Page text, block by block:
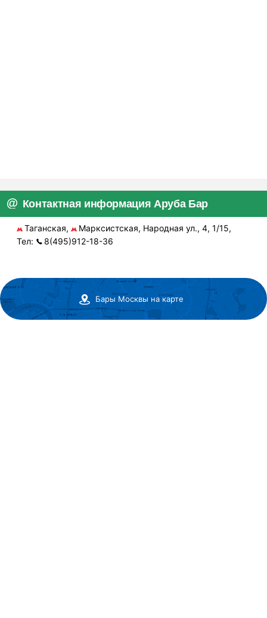
Контактная информация Аруба Бар
Таганская,
Марксистская, Народная ул., 4, 1/15,
Тел:
8(495)912-18-36
Бары Москвы на карте